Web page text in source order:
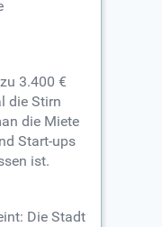
3.400 €
die Stirn
die Miete
Start-ups
ist.
Die Stadt